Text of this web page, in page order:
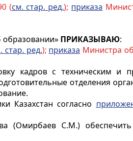
(см. стар. ред.); приказа
образовании» ПРИКАЗЫВАЮ:
стар. ред.); приказа Министра
кадров с техническим и
отделения
Казахстан согласно
(Омирбаев С.М.)